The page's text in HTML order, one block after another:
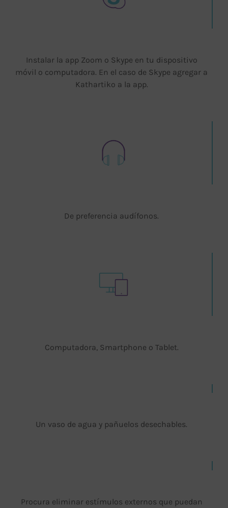
Instalar la app Zoom o Skype en tu dispositivo
móvil o computadora. En el caso de Skype agregar a
Kathartiko a la app.
De preferencia audífonos.
Computadora, Smartphone o Tablet.
Un vaso de agua y pañuelos desechables.
Procura eliminar estímulos externos que puedan